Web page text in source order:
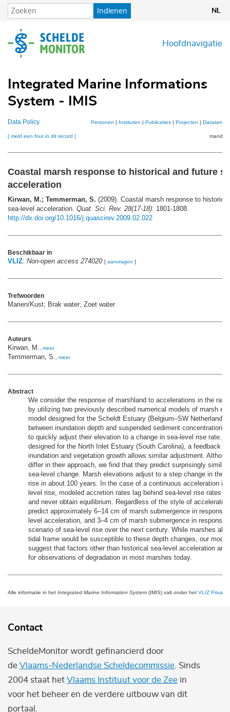
Overslaan
en
de
inhoud
Indienen NL
Hoofdnavigatie
Integrated Marine Informations
System - IMIS
Data Policy Personen | Instituten | Publicaties| Projecten | Datasets
[ meld een fout in dit record ] mandje
Coastal marsh response to historical and future
acceleration
Kirwan, M.; Temmerman, S. (2009). Coastal marsh response to
sea-level acceleration. Quat. Sci. Rev. 28(17-18): 1801-1808.
http://dx.doi.org/10.1016/j.quascirev.2009.02.022
Beschikbaar in
VLIZ: Non-open access 274020 [ aanvragen ]
Trefwoorden
Marien/Kust; Brak water; Zoet water
Auteurs
Kirwan, M. meer
Temmerman, S. meer
Abstract
We consider the response of marshland to accelerations in the
by utilizing two previously described numerical models of marsh
model designed for the Scheldt Estuary (Belgium–SW
between inundation depth and suspended sediment concentrations
to quickly adjust their elevation to a change in sea-level rise rate.
designed for the North Inlet Estuary (South Carolina), a feedback
inundation and vegetation growth allows similar adjustment.
differ in their approach, we find that they predict surprisingly similar
sea-level change. Marsh elevations adjust to a step change in the
rise in about 100 years. In the case of a continuous acceleration in
level rise, modeled accretion rates lag behind sea-level rise rates
and never obtain equilibrium. Regardless of the style of
predict approximately 6–14 cm of marsh submergence in response
level acceleration, and 3–4 cm of marsh submergence in response
scenario of sea-level rise over the next century. While marshes
tidal frame would be susceptible to these depth changes, our
suggest that factors other than historical sea-level acceleration are
for observations of degradation in most marshes today.
Alle informatie in het Integrated Marine Information System (IMIS) valt onder het VLIZ Privacy
Contact
ScheldeMonitor wordt gefinancierd door
de Vlaams-Nederlandse Scheldecommissie . Sinds
2004 staat het Vlaams Instituut voor de Zee in
voor het beheer en de verdere uitbouw van dit
portaal.